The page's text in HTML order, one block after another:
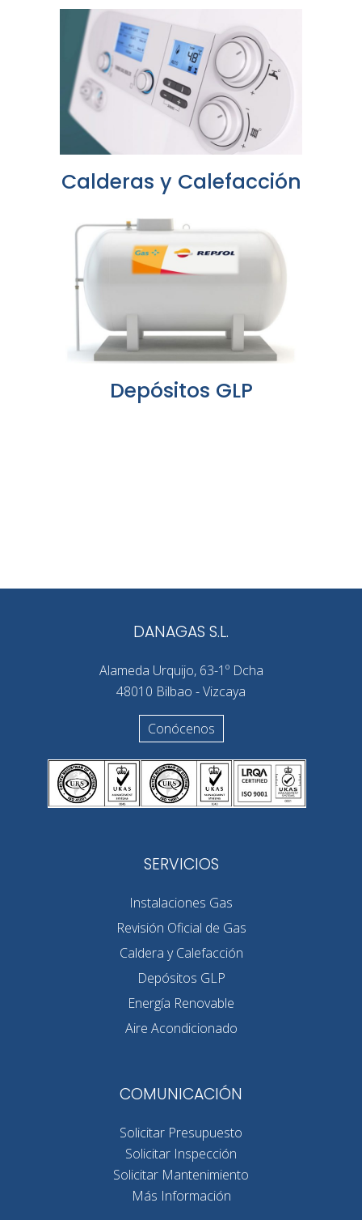
Calderas y Calefacción
Depósitos GLP
DANAGAS S.L.
Alameda Urquijo, 63-1º Dcha
48010 Bilbao - Vizcaya
Conócenos
SERVICIOS
Instalaciones Gas
Revisión Oficial de Gas
Caldera y Calefacción
Depósitos GLP
Energía Renovable
Aire Acondicionado
COMUNICACIÓN
Solicitar Presupuesto
Solicitar Inspección
Solicitar Mantenimiento
Más Información